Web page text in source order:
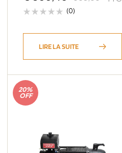
(0)
LIRE LA SUITE
20%
OFF